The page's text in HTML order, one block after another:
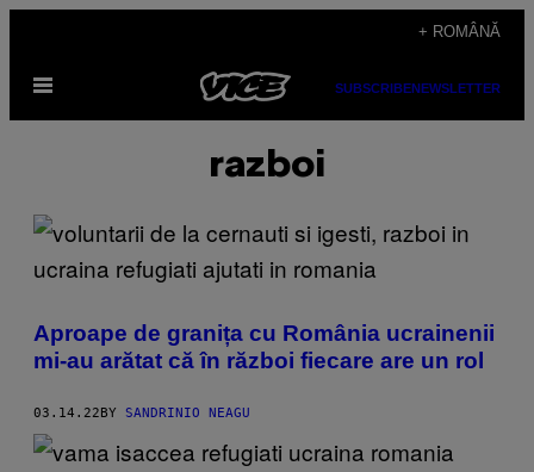
content
+ ROMÂNĂ
Open
SUBSCRIBENEWSLETTER
razboi
Aproape de granița cu România ucrainenii
mi-au arătat că în război fiecare are un rol
03.14.22 BY SANDRINIO NEAGU